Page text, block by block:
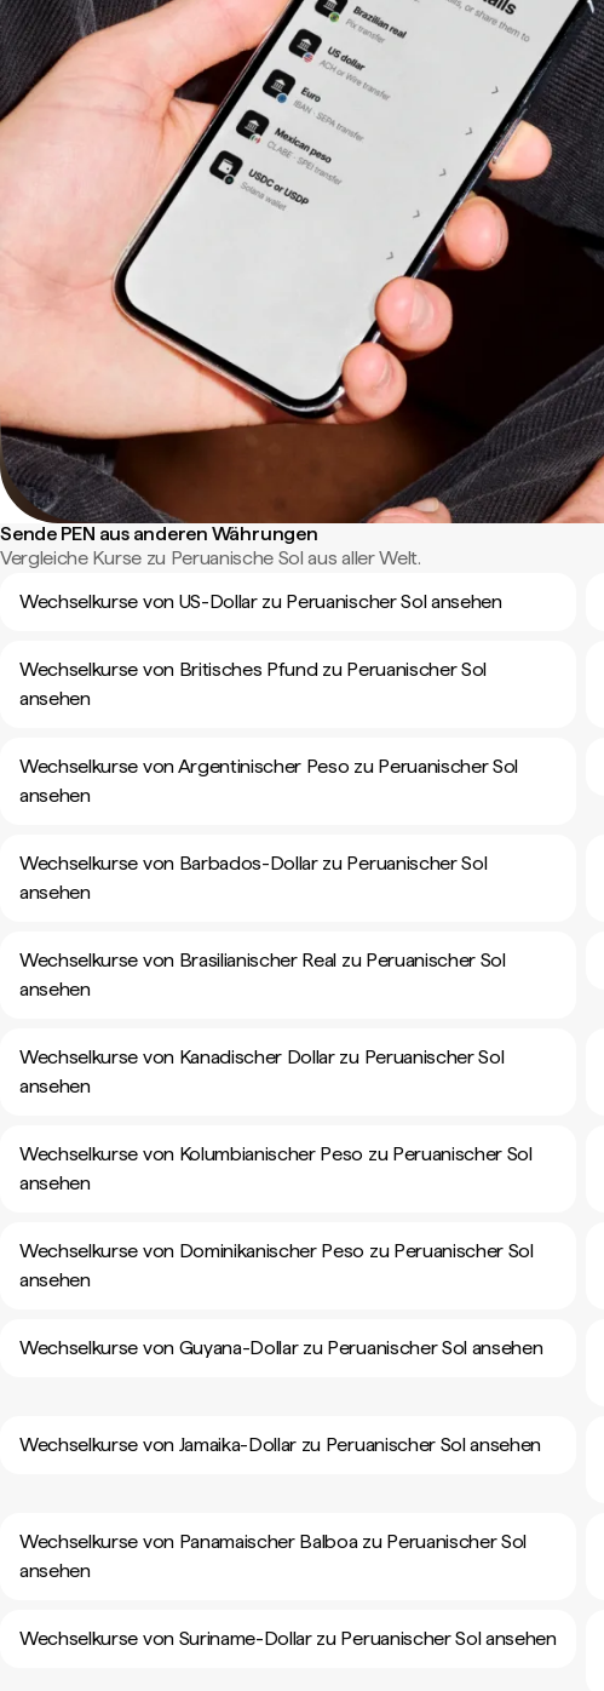
Sende PEN aus anderen Währungen
Vergleiche Kurse zu Peruanische Sol aus aller Welt.
Wechselkurse von US-Dollar zu Peruanischer Sol ansehen
Wechselkurse von Britisches Pfund zu Peruanischer Sol
ansehen
Wechselkurse von Argentinischer Peso zu Peruanischer Sol
ansehen
Wechselkurse von Barbados-Dollar zu Peruanischer Sol
ansehen
Wechselkurse von Brasilianischer Real zu Peruanischer Sol
ansehen
Wechselkurse von Kanadischer Dollar zu Peruanischer Sol
ansehen
Wechselkurse von Kolumbianischer Peso zu Peruanischer Sol
ansehen
Wechselkurse von Dominikanischer Peso zu Peruanischer Sol
ansehen
Wechselkurse von Guyana-Dollar zu Peruanischer Sol ansehen
Wechselkurse von Jamaika-Dollar zu Peruanischer Sol ansehen
Wechselkurse von Panamaischer Balboa zu Peruanischer Sol
ansehen
Wechselkurse von Suriname-Dollar zu Peruanischer Sol ansehen